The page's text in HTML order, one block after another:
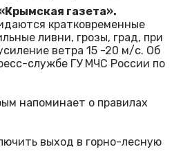
газета».
кратковременные
ливни, грозы, град, при
ветра 15 -20 м/с. Об
службе ГУ МЧС России по
напоминает о правилах
выход в горно-лесную